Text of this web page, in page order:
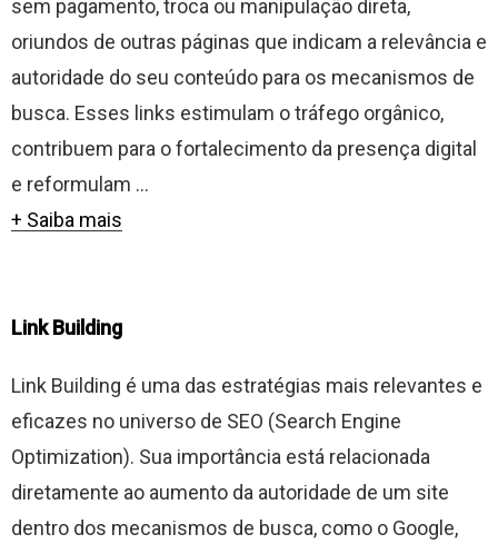
sem pagamento, troca ou manipulação direta,
oriundos de outras páginas que indicam a relevância e
autoridade do seu conteúdo para os mecanismos de
busca. Esses links estimulam o tráfego orgânico,
contribuem para o fortalecimento da presença digital
e reformulam ...
+ Saiba mais
Link Building
Link Building é uma das estratégias mais relevantes e
eficazes no universo de SEO (Search Engine
Optimization). Sua importância está relacionada
diretamente ao aumento da autoridade de um site
dentro dos mecanismos de busca, como o Google,